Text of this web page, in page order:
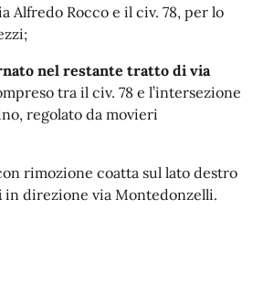
Alfredo Rocco e il civ. 78, per lo
nel restante tratto di via
tra il civ. 78 e l’intersezione
regolato da movieri
rimozione coatta sul lato destro
in direzione via Montedonzelli.